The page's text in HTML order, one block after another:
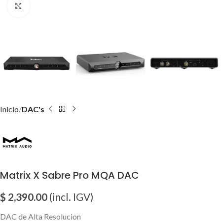
Inicio DAC's
Matrix X Sabre Pro MQA DAC
$ 2,390.00 (incl. IGV)
DAC de Alta Resolucion